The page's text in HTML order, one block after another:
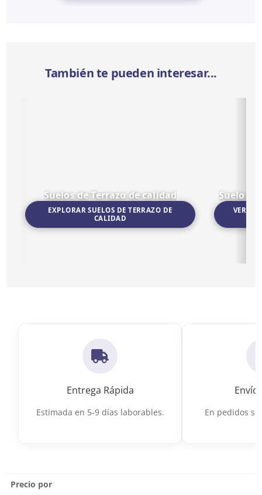
También te pueden interesar...
Suelos de Terrazo de calidad
EXPLORAR SUELOS DE TERRAZO DE
CALIDAD
Suelo
VER
Entrega Rápida
Estimada en 5-9 días laborables. En pedidos
Precio por